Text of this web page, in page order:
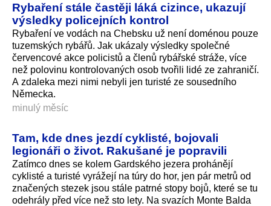
Rybaření stále častěji láká cizince, ukazují
výsledky policejních kontrol
Rybaření ve vodách na Chebsku už není doménou pouze
tuzemských rybářů. Jak ukázaly výsledky společné
červencové akce policistů a členů rybářské stráže, více
než polovinu kontrolovaných osob tvořili lidé ze zahraničí.
A zdaleka mezi nimi nebyli jen turisté ze sousedního
Německa.
minulý měsíc
Tam, kde dnes jezdí cyklisté, bojovali
legionáři o život. Rakušané je popravili
Zatímco dnes se kolem Gardského jezera prohánějí
cyklisté a turisté vyrážejí na túry do hor, jen pár metrů od
značených stezek jsou stále patrné stopy bojů, které se tu
odehrály před více než sto lety. Na svazích Monte Balda